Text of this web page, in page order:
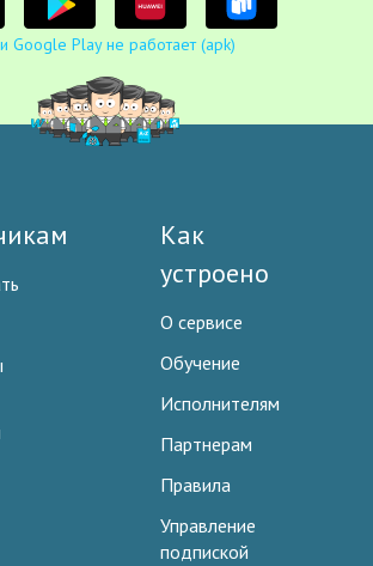
Google Play не работает (apk)
Как
устроено
О сервисе
Обучение
Исполнителям
Партнерам
Правила
Управление
подпиской